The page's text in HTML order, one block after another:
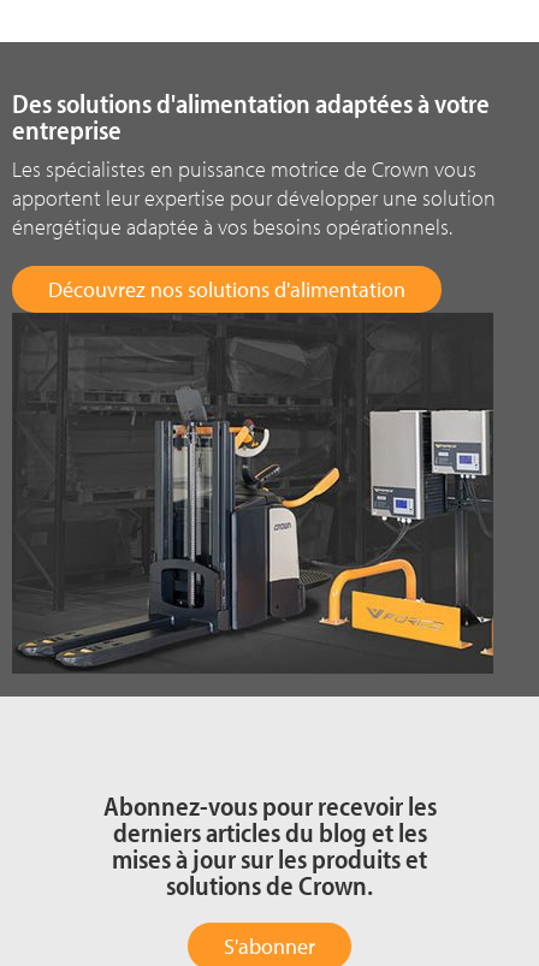
Des solutions d'alimentation adaptées à votre
entreprise
Les spécialistes en puissance motrice de Crown vous
apportent leur expertise pour développer une solution
énergétique adaptée à vos besoins opérationnels.
Découvrez nos solutions d'alimentation
Abonnez-vous pour recevoir les
derniers articles du blog et les
mises à jour sur les produits et
solutions de Crown.
S'abonner